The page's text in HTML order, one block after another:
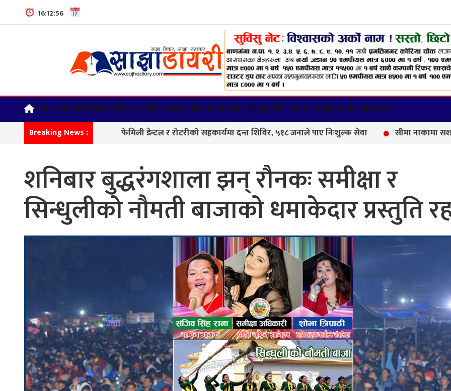
16:12:58
समाचारराजनीतिविचारराष्ट्रियअन्तर्राष्ट्रियअर्थ/वाणीज्यकपिलवस्तु विशेषलुम्बिनी प्रदेश +खेलकुदमनोरन्जनअन्य +
Breaking News :फेमिली डेन्टल र रोटरीको सहकार्यमा दन्त शिविर, ५१८ जनाले पाए निःशुल्क सेवा सीमा नाकामा सशस्त्र प्रहरीको
शनिबार बुद्धरंगशाला झन् रौनकः समीक्षा र
सिन्धुलीको नौमती बाजाको धमाकेदार प्रस्तुति